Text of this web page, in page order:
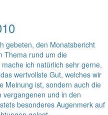
gebeten, den Monatsbericht
Thema rund um die
ich natürlich sehr gerne,
wertvollste Gut, welches wir
Meinung ist, sondern auch die
und in den
besonderes Augenmerk auf